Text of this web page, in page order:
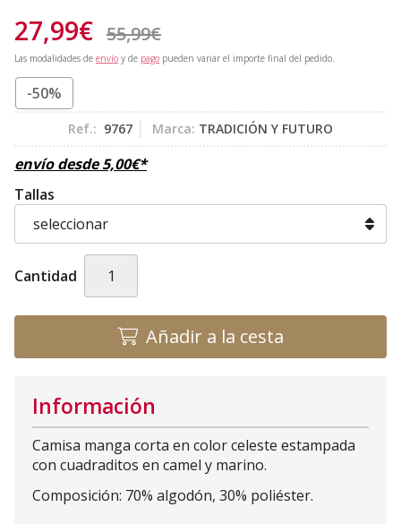
27,99€ 55,99€
Las modalidades de envío y de pago pueden variar el importe final del pedido.
-50%
Ref.: 9767 Marca: TRADICIÓN Y FUTURO
envío desde5,00€*
Tallas
Cantidad
Añadir a la cesta
Información
Camisa manga corta en color celeste estampada
con cuadraditos en camel y marino.
Composición: 70% algodón, 30% poliéster.